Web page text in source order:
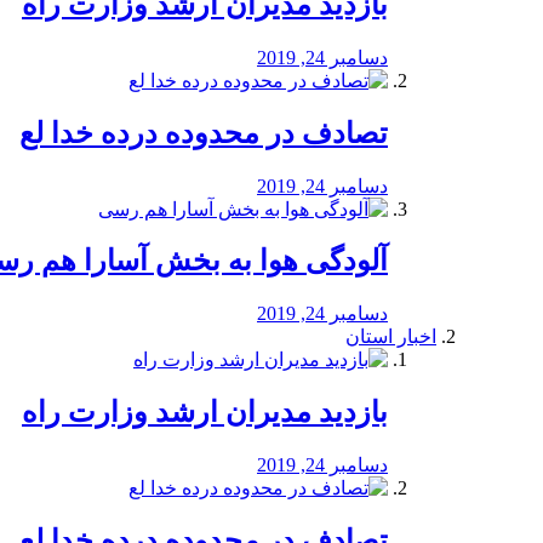
دسامبر 24, 2019
تصادف در محدوده درده خدا لع
دسامبر 24, 2019
آلودگی هوا به بخش آسارا هم
دسامبر 24, 2019
اخبار استان
بازدید مدیران ارشد وزارت راه
دسامبر 24, 2019